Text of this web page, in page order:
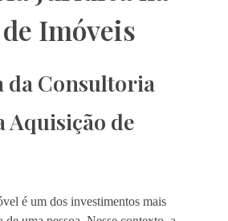
Imóveis
da Consultoria
Aquisição de
é um dos investimentos mais